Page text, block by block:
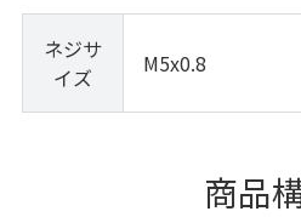
ネジサ
イズ
M5x0.8
商品